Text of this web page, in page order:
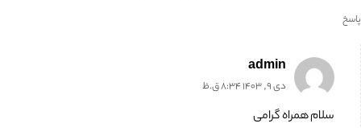
پاسخ
admin
دی 9, 1403 8:34 ق.ظ
سلام همراه گرامی